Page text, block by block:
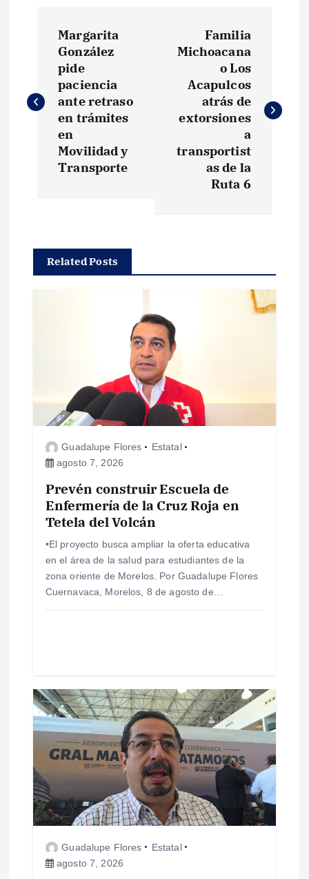
v
ó
e
Margarita
González
pide
paciencia
ante retraso
en trámites
en
Movilidad y
Transporte
Familia
Michoacana
o Los
Acapulcos
atrás de
extorsiones
a
transportist
as de la
Ruta 6
Related Posts
Guadalupe Flores
Estatal
agosto 7, 2026
Prevén construir Escuela de
Enfermería de la Cruz Roja en
Tetela del Volcán
•El proyecto busca ampliar la oferta educativa
en el área de la salud para estudiantes de la
zona oriente de Morelos. Por Guadalupe Flores
Cuernavaca, Morelos, 8 de agosto de…
Guadalupe Flores
Estatal
agosto 7, 2026